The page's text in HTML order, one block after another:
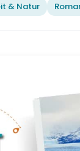
& Natur